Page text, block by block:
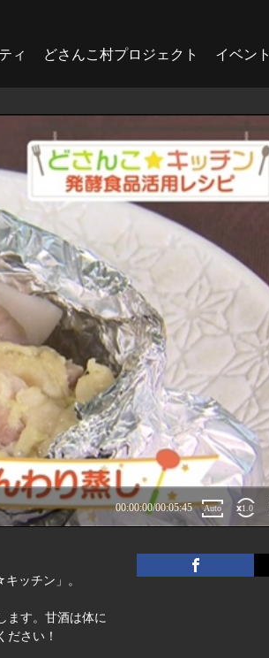
ィ どさんこ村プロジェクト イベント
ッチン」。
ます。甘酒は体に
さい！